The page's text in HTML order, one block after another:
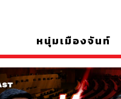
หนุ่มเมืองจันท์